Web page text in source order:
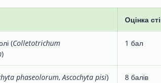
Оцінка
(Colletotrichum
)
1 бал
phaseolorum,Ascochyta pisi) 8 балів